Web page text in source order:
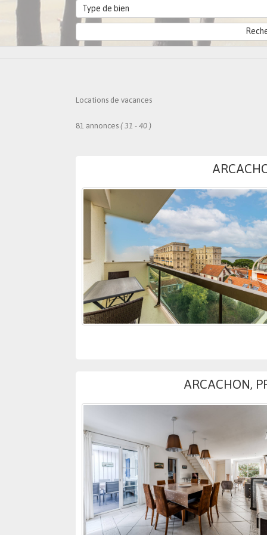
Type de bien
Locations de vacances
81 annonces ( 31 - 40 )
ARCACHON,